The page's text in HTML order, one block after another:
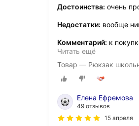
Достоинства: очень
Недостатки: вообще
Комментарий: к
Читать ещё
Товар — Рюкзак
Елена Ефремова
49 отзывов
15 апреля